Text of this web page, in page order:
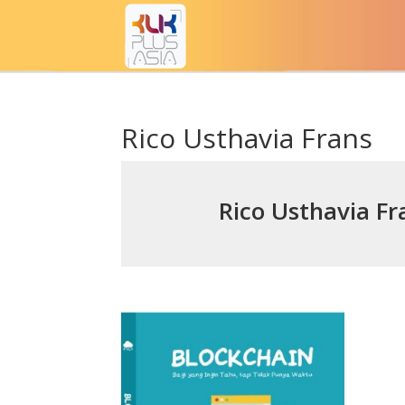
Rico Usthavia Frans
Rico Usthavia